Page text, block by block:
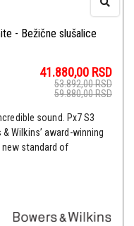
- Bežične slušalice
41.880,00 RSD
53.892,00RSD
59.880,00RSD
sound. Px7 S3
Wilkins’ award-winning
standard of